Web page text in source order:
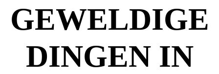
GEWELDIGE
DINGEN IN